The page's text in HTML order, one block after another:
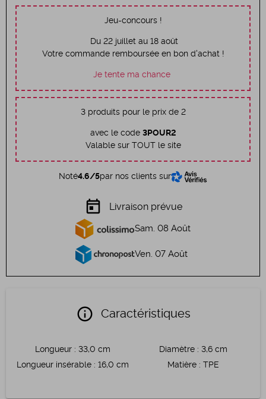
Jeu-concours !
Du 22 juillet au 18 août
Votre commande remboursée en bon d'achat !
Je tente ma chance
3 produits pour le prix de 2
avec le code 3POUR2
Valable sur TOUT le site
Noté4.6/5par nos clients sur
today Livraison prévue
Sam. 08 Août
Ven. 07 Août
info Caractéristiques
Longueur : 33,0 cm
Longueur insérable : 16,0 cm
Diamètre : 3,6 cm
Matière : TPE